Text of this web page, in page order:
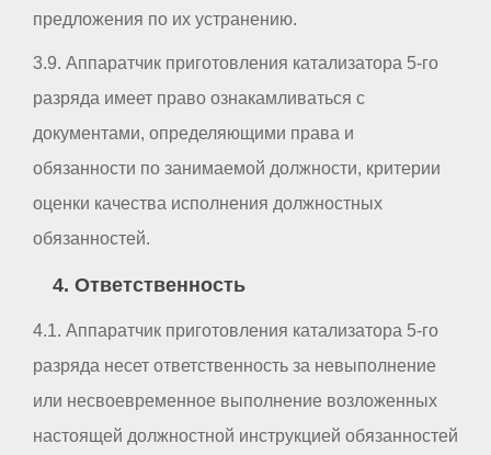
предложения по их устранению.
3.9. Аппаратчик приготовления катализатора 5-го
разряда имеет право ознакамливаться с
документами, определяющими права и
обязанности по занимаемой должности, критерии
оценки качества исполнения должностных
обязанностей.
4. Ответственность
4.1. Аппаратчик приготовления катализатора 5-го
разряда несет ответственность за невыполнение
или несвоевременное выполнение возложенных
настоящей должностной инструкцией обязанностей